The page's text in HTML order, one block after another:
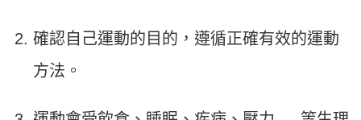
確認自己運動的目的，遵循正確有效的運動
方法。